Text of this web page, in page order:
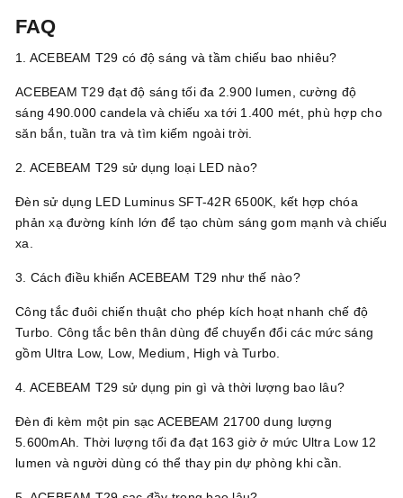
FAQ
1. ACEBEAM T29 có độ sáng và tầm chiếu bao nhiêu?
ACEBEAM T29 đạt độ sáng tối đa 2.900 lumen, cường độ
sáng 490.000 candela và chiếu xa tới 1.400 mét, phù hợp cho
săn bắn, tuần tra và tìm kiếm ngoài trời.
2. ACEBEAM T29 sử dụng loại LED nào?
Đèn sử dụng LED Luminus SFT-42R 6500K, kết hợp chóa
phản xạ đường kính lớn để tạo chùm sáng gom mạnh và chiếu
xa.
3. Cách điều khiển ACEBEAM T29 như thế nào?
Công tắc đuôi chiến thuật cho phép kích hoạt nhanh chế độ
Turbo. Công tắc bên thân dùng để chuyển đổi các mức sáng
gồm Ultra Low, Low, Medium, High và Turbo.
4. ACEBEAM T29 sử dụng pin gì và thời lượng bao lâu?
Đèn đi kèm một pin sạc ACEBEAM 21700 dung lượng
5.600mAh. Thời lượng tối đa đạt 163 giờ ở mức Ultra Low 12
lumen và người dùng có thể thay pin dự phòng khi cần.